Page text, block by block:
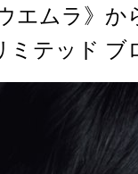
エムラ》
ミテッド ブ